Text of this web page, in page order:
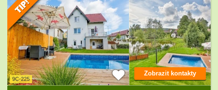
9C-225
Zobrazit kontakty